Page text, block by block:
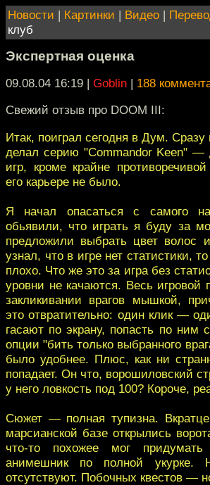
Новости | Картинки | Видео |
клуб
Экспертная оценка
09.08.04 16:19 | Goblin | 188
Свежий отзыв про DOOM III:
Итак, поиграл сегодня в Дум.
делал серию "Commandor Keen" —
игр, кроме крайне
его карьере не было.
Я начал опасаться с самого
обьявили, что играть я буду за
предложили выбрать цвет волос
узнал, что в игре нет статистики,
плохо. Что же это за игра без
уровни не качаются. Весь игровой
закликивании врагов мышкой,
это отвратительно: один клик —
гасают по экрану, попасть по ним
опции "бить только выбранного
было удобнее. Плюс, как ни
попадает. Он что, ворошиловский
у него ловкость под 100? Короче,
Сюжет — полная тупизна.
марсианской базе открылись
что-то похожее мог придумать
анимешник по полной укурке.
отсутствуют. Побочных квестов —